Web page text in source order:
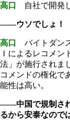
高口 自社で開発
――ウソでしょ！
高口
バイトダン
Ｉによるレコメン
法」が施行されま
コメンドの権化で
能性は高い。
――中国で規制さ
るから安泰なので